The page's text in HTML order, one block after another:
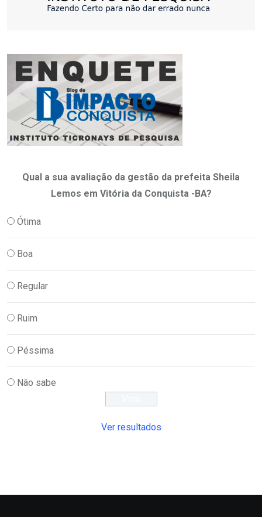
Qual a sua avaliação da gestão da prefeita Sheila
Lemos em Vitória da Conquista -BA?
Ótima
Boa
Regular
Ruim
Péssima
Não sabe
Ver resultados